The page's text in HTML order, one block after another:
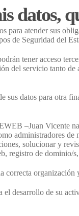
datos,
para atender sus
de Seguridad del
tener acceso
del servicio tanto
sus datos para otra
–Juan Vicente
administradores
solucionar y
registro de dominio/
correcta
el desarrollo de su